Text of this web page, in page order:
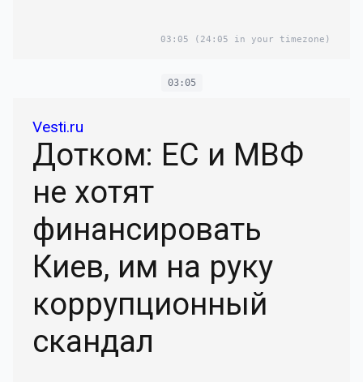
03:05 (24:05 in your timezone)
03:05
Vesti.ru
Дотком: ЕС и МВФ
не хотят
финансировать
Киев, им на руку
коррупционный
скандал